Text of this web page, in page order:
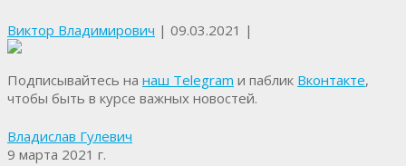
Виктор Владимирович | 09.03.2021 |
Подписывайтесь на наш Telegram и паблик Вконтакте,
чтобы быть в курсе важных новостей.
Владислав Гулевич
9 марта 2021 г.